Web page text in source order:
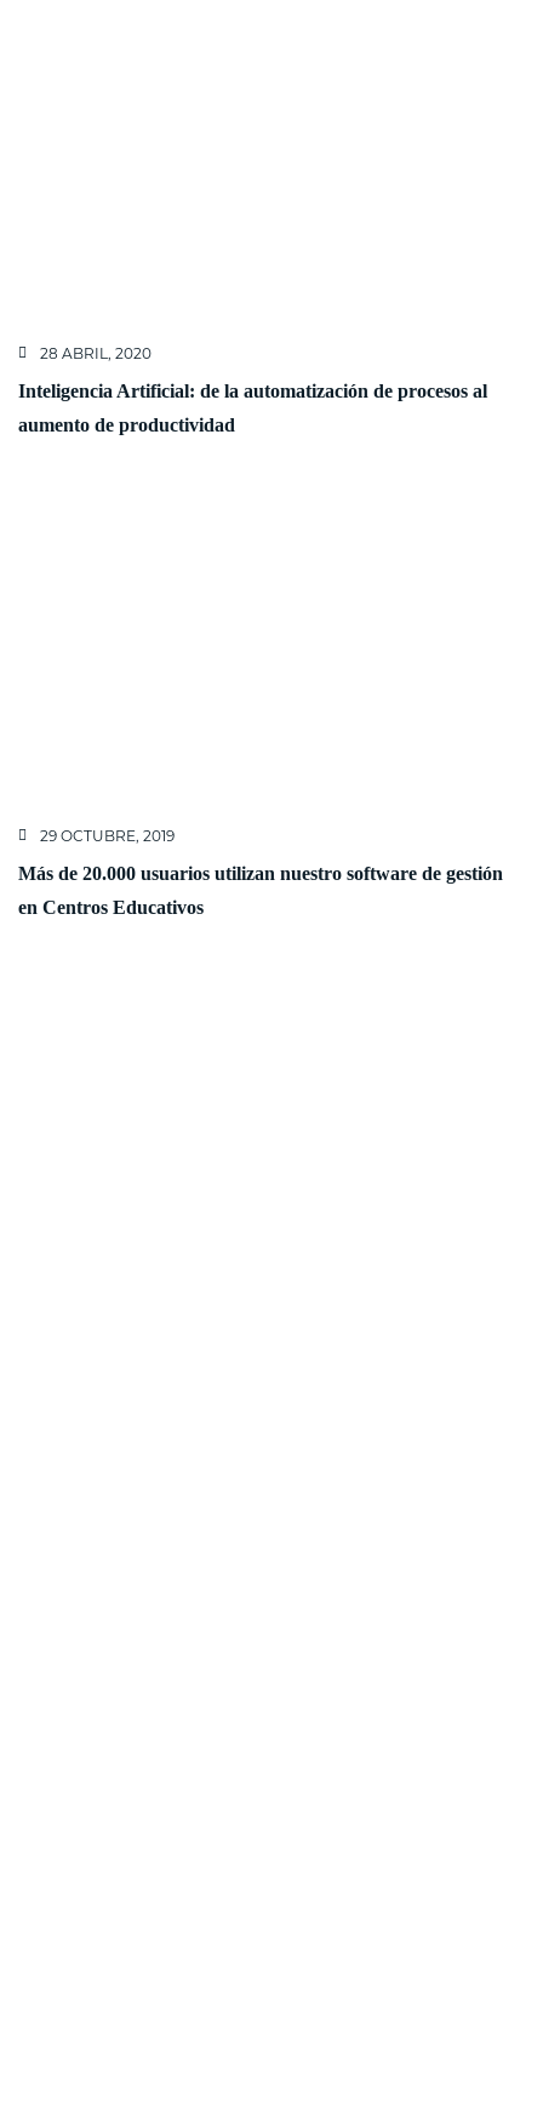
28 ABRIL, 2020
Inteligencia Artificial: de la automatización de procesos al
aumento de productividad
29 OCTUBRE, 2019
Más de 20.000 usuarios utilizan nuestro software de gestión
en Centros Educativos